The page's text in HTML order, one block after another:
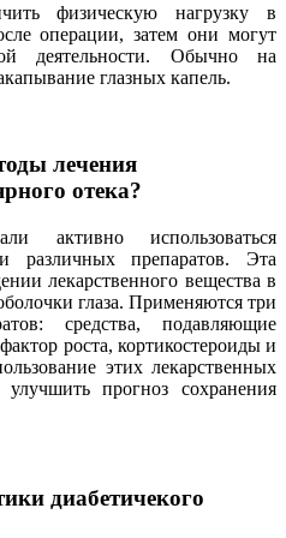
физическую нагрузку в
операции, затем они могут
деятельности. Обычно на
глазных капель.
лечения
отека?
активно использоваться
различных препаратов. Эта
лекарственного вещества в
глаза. Применяются три
средства, подавляющие
роста, кортикостероиды и
этих лекарственных
прогноз сохранения
диабетичекого